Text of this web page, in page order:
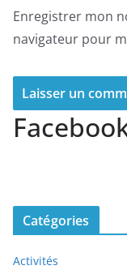
Enregistrer mon
navigateur pour
Catégories
Activités